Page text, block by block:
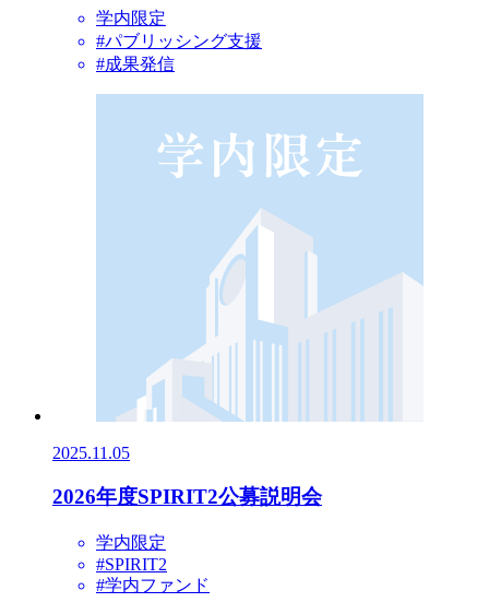
学内限定
#パブリッシング支援
#成果発信
2025.11.05
2026年度SPIRIT2公募説明会
学内限定
#SPIRIT2
#学内ファンド